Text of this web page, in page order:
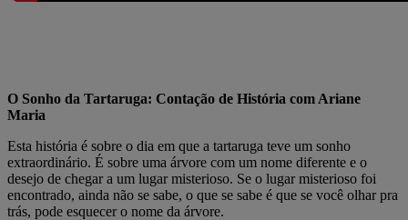
O Sonho da Tartaruga: Contação de História com Ariane
Maria
Esta história é sobre o dia em que a tartaruga teve um sonho
extraordinário. É sobre uma árvore com um nome diferente e o
desejo de chegar a um lugar misterioso. Se o lugar misterioso foi
encontrado, ainda não se sabe, o que se sabe é que se você olhar pra
trás, pode esquecer o nome da árvore.